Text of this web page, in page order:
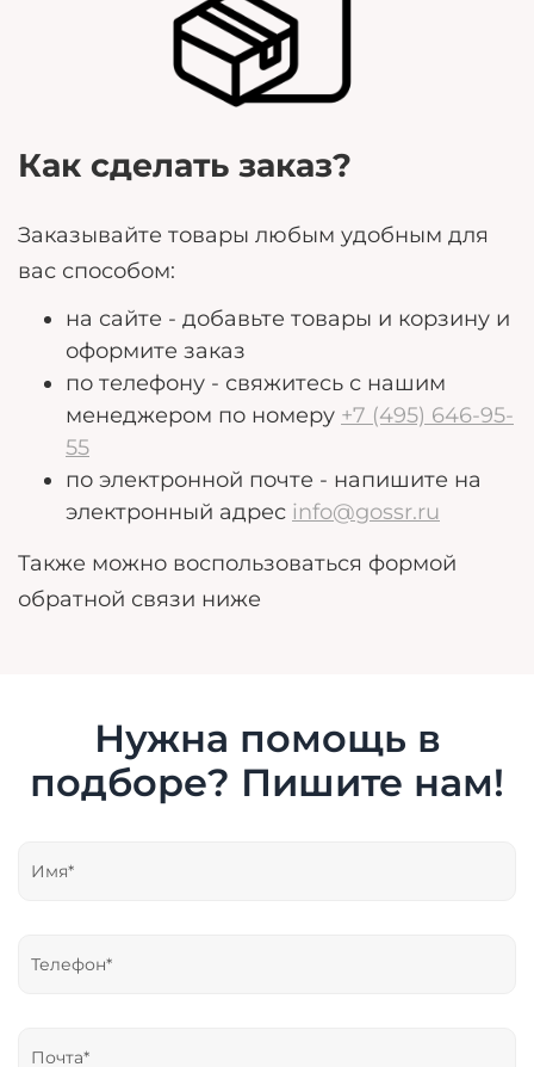
могут помочь нам лучше удовлетворить ваши
потребности.
Как сделать заказ?
Заказывайте товары любым удобным для
вас способом:
на сайте - добавьте товары и корзину и
оформите заказ
по телефону - свяжитесь с нашим
менеджером по номеру +7 (495) 646-95-
55
по электронной почте - напишите на
электронный адрес info@gossr.ru
Также можно воспользоваться формой
обратной связи ниже
Нужна помощь в
подборе? Пишите нам!